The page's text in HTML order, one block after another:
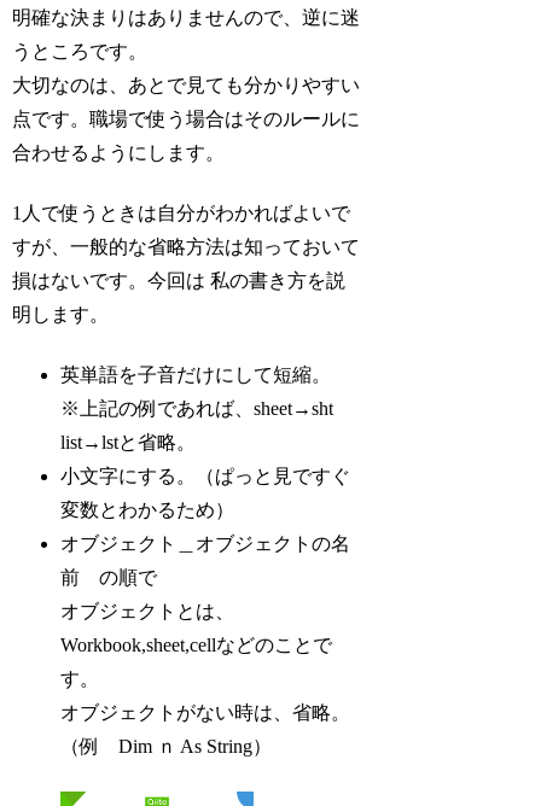
明確な決まりはありませんので、逆に迷
うところです。
大切なのは、あとで見ても分かりやすい
点です。職場で使う場合はそのルールに
合わせるようにします。
1人で使うときは自分がわかればよいで
すが、一般的な省略方法は知っておいて
損はないです。今回は 私の書き方を説
明します。
英単語を子音だけにして短縮。
※上記の例であれば、sheet→sht
list→lstと省略。
小文字にする。（ぱっと見ですぐ
変数とわかるため）
オブジェクト＿オブジェクトの名
前 の順で
オブジェクトとは、
Workbook,sheet,cellなどのことで
す。
オブジェクトがない時は、省略。
（例 Dim ｎ As String）